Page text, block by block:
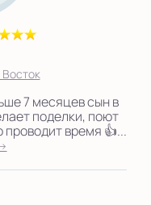
7 месяцев сын в
поделки, поют
время 👍...